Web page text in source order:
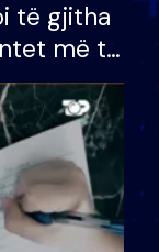
të gjitha
më të
Do më